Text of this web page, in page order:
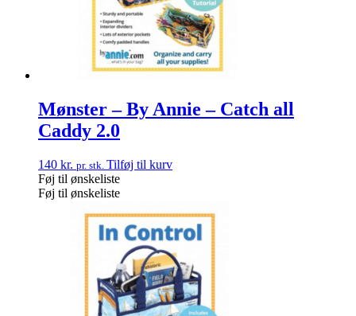
Mønster – By Annie – Catch all
Caddy 2.0
140 kr. pr. stk. Tilføj til kurv
Føj til ønskeliste
Føj til ønskeliste